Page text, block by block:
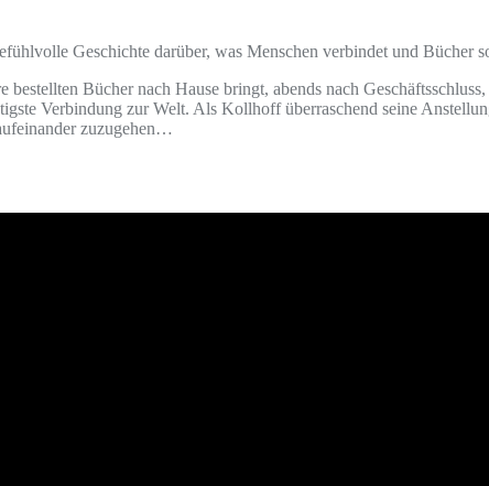
Geschichte darüber, was Menschen verbindet und Bücher
Bücher nach Hause bringt, abends nach
Verbindung zur Welt. Als Kollhoff überraschend seine
zuzugehen…